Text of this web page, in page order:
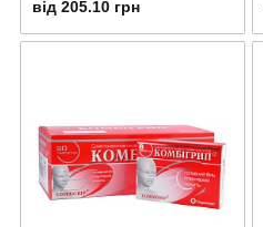
від 205.10 грн